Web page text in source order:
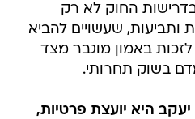
בדרישות החוק לא רק
ותביעות, שעשויים להביא
באמון מוגבר מצד
בשוק תחרותי.
יעקב היא יועצת פרטיות,